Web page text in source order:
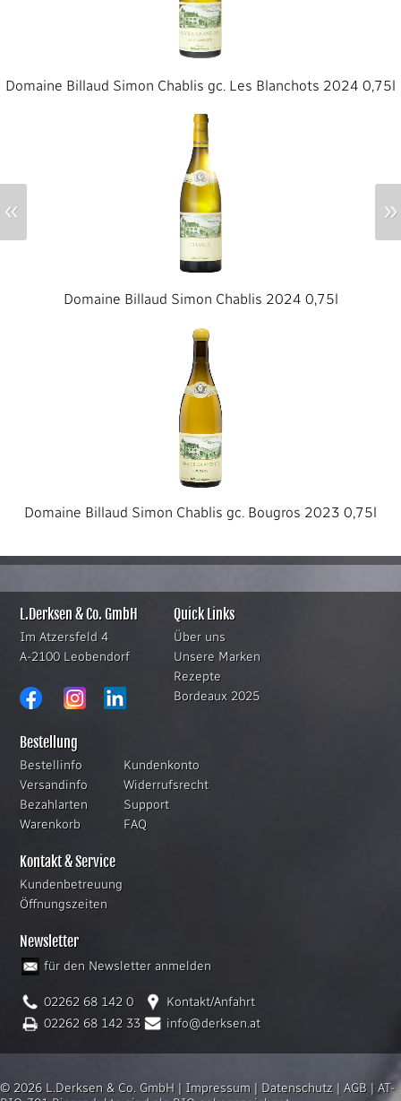
Domaine Billaud Simon Chablis gc. Les Blanchots 2024 0,75l
Domaine Billaud Simon Chablis 2024 0,75l
Domaine Billaud Simon Chablis gc. Bougros 2023 0,75l
« »
L.Derksen & Co. GmbH
Im Atzersfeld 4
A-2100 Leobendorf
Quick Links
Über uns
Unsere Marken
Rezepte
Bordeaux 2025
Bestellung
Bestellinfo
Versandinfo
Bezahlarten
Warenkorb
Kundenkonto
Widerrufsrecht
Support
FAQ
Kontakt & Service
Kundenbetreuung
Öffnungszeiten
Newsletter
für den Newsletter anmelden
02262 68 142 0
Kontakt/Anfahrt
02262 68 142 33
info@derksen.at
© 2026 L.Derksen & Co. GmbH | Impressum | Datenschutz | AGB | AT-